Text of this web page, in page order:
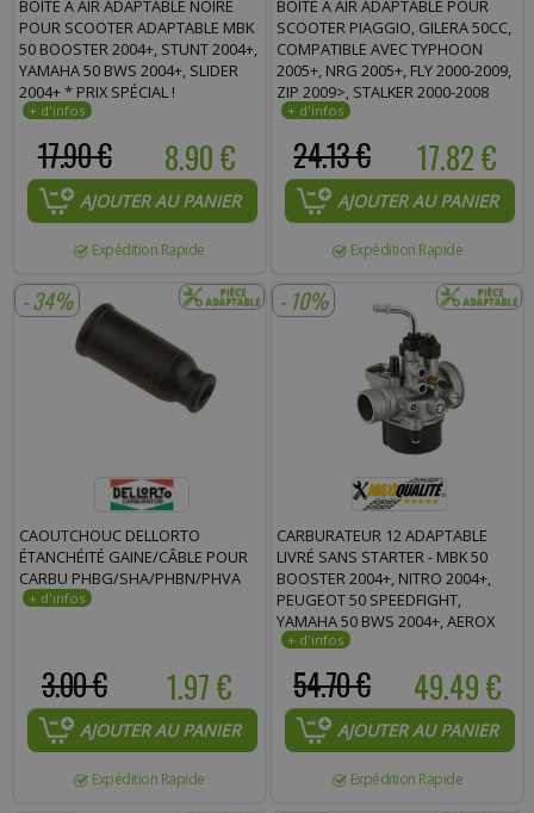
BOÎTE À AIR ADAPTABLE NOIRE
POUR SCOOTER ADAPTABLE MBK
50 BOOSTER 2004+, STUNT 2004+,
YAMAHA 50 BWS 2004+, SLIDER
2004+ * PRIX SPÉCIAL !
8.90 €
17.90 €
AJOUTER AU PANIER
Expédition Rapide
BOÎTE À AIR ADAPTABLE POUR
SCOOTER PIAGGIO, GILERA 50CC,
COMPATIBLE AVEC TYPHOON
2005+, NRG 2005+, FLY 2000-2009,
ZIP 2009>, STALKER 2000-2008
(OEM : 1A024309) * PRIX SPÉCIAL !
17.82 €
24.13 €
AJOUTER AU PANIER
Expédition Rapide
- 34%
CAOUTCHOUC DELLORTO
ÉTANCHÉITÉ GAINE/CÂBLE POUR
CARBU PHBG/SHA/PHBN/PHVA
1.97 €
3.00 €
AJOUTER AU PANIER
Expédition Rapide
- 10%
CARBURATEUR 12 ADAPTABLE
LIVRÉ SANS STARTER - MBK 50
BOOSTER 2004+, NITRO 2004+,
PEUGEOT 50 SPEEDFIGHT,
YAMAHA 50 BWS 2004+, AEROX
2004+
49.49 €
54.70 €
AJOUTER AU PANIER
Expédition Rapide
Commentaire :